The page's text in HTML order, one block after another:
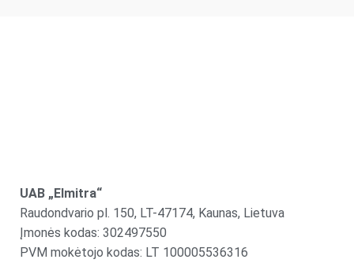
UAB „Elmitra“
Raudondvario pl. 150, LT-47174, Kaunas, Lietuva
Įmonės kodas: 302497550
PVM mokėtojo kodas: LT 100005536316